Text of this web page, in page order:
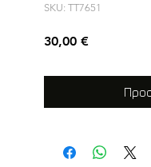
SKU: TT7651
30,00 €Τιμή